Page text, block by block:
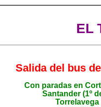
EL
Salida del bus
Con paradas en
Santander (1º
Torrelavega